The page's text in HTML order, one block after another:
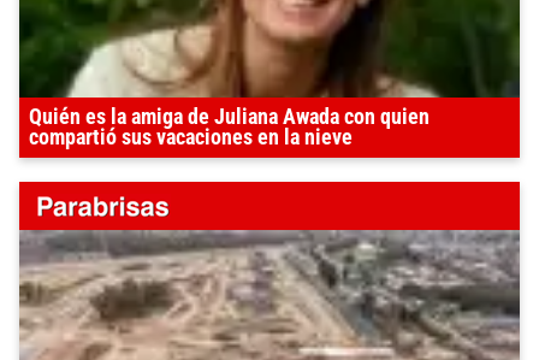
Quién es la amiga de Juliana Awada con quien
compartió sus vacaciones en la nieve